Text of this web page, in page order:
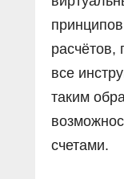
все
таким
счетами.